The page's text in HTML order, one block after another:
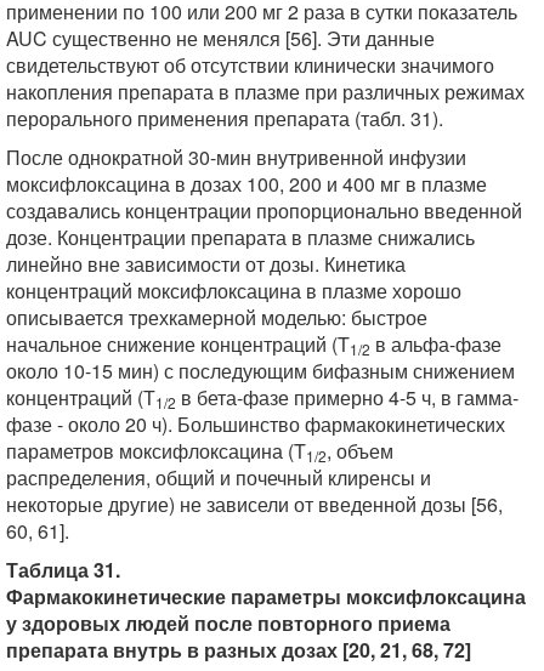
применении по 100 или 200 мг 2 раза в сутки показатель
AUC существенно не менялся [56]. Эти данные
свидетельствуют об отсутствии клинически значимого
накопления препарата в плазме при различных режимах
перорального применения препарата (табл. 31).
После однократной 30-мин внутривенной инфузии
моксифлоксацина в дозах 100, 200 и 400 мг в плазме
создавались концентрации пропорционально введенной
дозе. Концентрации препарата в плазме снижались
линейно вне зависимости от дозы. Кинетика
концентраций моксифлоксацина в плазме хорошо
описывается трехкамерной моделью: быстрое
начальное снижение концентраций (T1/2 в альфа-фазе
около 10-15 мин) с последующим бифазным снижением
концентраций (Т1/2 в бета-фазе примерно 4-5 ч, в гамма-
фазе - около 20 ч). Большинство фармакокинетических
параметров моксифлоксацина (T1/2, объем
распределения, общий и почечный клиренсы и
некоторые другие) не зависели от введенной дозы [56,
60, 61].
Таблица 31.
Фармакокинетические параметры моксифлоксацина
у здоровых людей после повторного приема
препарата внутрь в разных дозах [20, 21, 68, 72]